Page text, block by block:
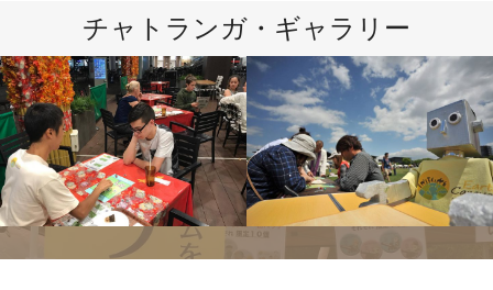
チャトランガ・ギャラリー